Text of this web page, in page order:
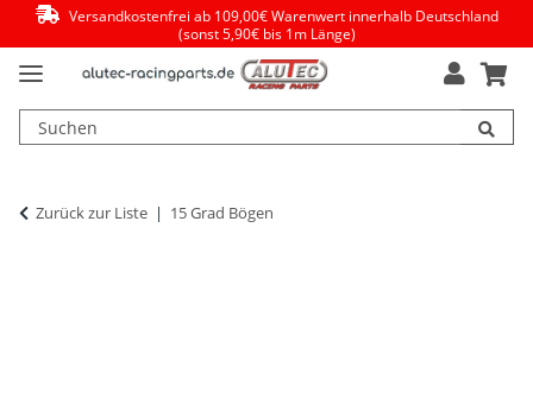
Versandkostenfrei ab 109,00€ Warenwert innerhalb Deutschland
(sonst 5,90€ bis 1m Länge)
Zurück zur Liste 15 Grad Bögen